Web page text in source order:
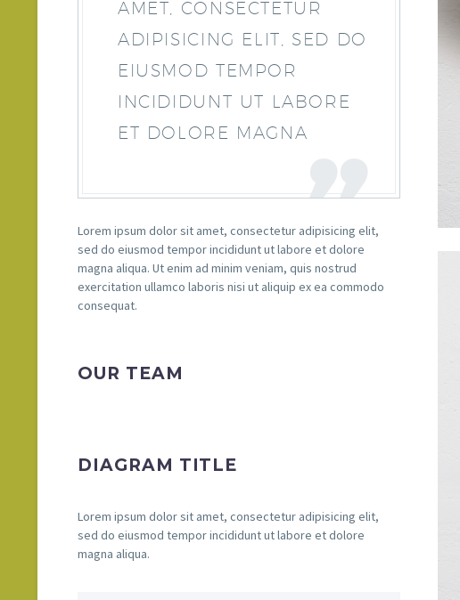
AMET, CONSECTETUR
ADIPISICING ELIT, SED DO
EIUSMOD TEMPOR
INCIDIDUNT UT LABORE
ET DOLORE MAGNA
Lorem ipsum dolor sit amet, consectetur adipisicing elit,
sed do eiusmod tempor incididunt ut labore et dolore
magna aliqua. Ut enim ad minim veniam, quis nostrud
exercitation ullamco laboris nisi ut aliquip ex ea commodo
consequat.
OUR TEAM
DIAGRAM TITLE
Lorem ipsum dolor sit amet, consectetur adipisicing elit,
sed do eiusmod tempor incididunt ut labore et dolore
magna aliqua.